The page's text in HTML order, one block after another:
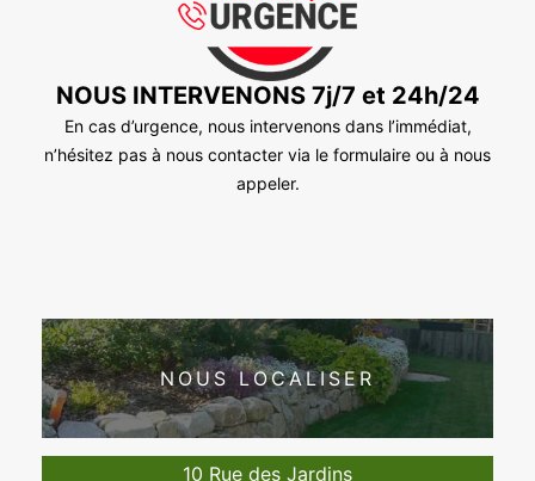
NOUS INTERVENONS 7j/7 et 24h/24
En cas d’urgence, nous intervenons dans l’immédiat,
n’hésitez pas à nous contacter via le formulaire ou à nous
appeler.
NOUS LOCALISER
10 Rue des Jardins